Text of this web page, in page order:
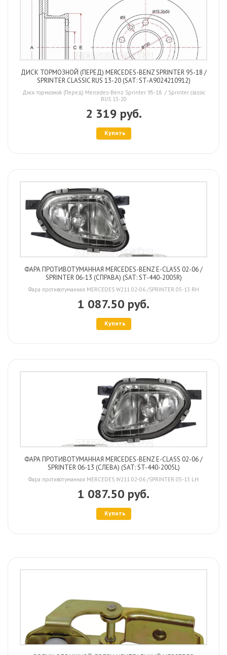
ДИСК ТОРМОЗНОЙ (ПЕРЕД) MERCEDES-BENZ SPRINTER 95-18 /
SPRINTER CLASSIC RUS 13-20 (SAT: ST-A9024210912)
Диск тормозной (Перед) Mercedes-Benz Sprinter 95-18 / Sprinter classic
RUS 13-20
2 319 руб.
Купить
ФАРА ПРОТИВОТУМАННАЯ MERCEDES-BENZ E-CLASS 02-06 /
SPRINTER 06-13 (СПРАВА) (SAT: ST-440-2005R)
Фара противотуманная MERCEDES W211 02-06 /SPRINTER 05-13 RH
1 087.50 руб.
Купить
ФАРА ПРОТИВОТУМАННАЯ MERCEDES-BENZ E-CLASS 02-06 /
SPRINTER 06-13 (СЛЕВА) (SAT: ST-440-2005L)
Фара противотуманная MERCEDES W211 02-06 /SPRINTER 05-13 LH
1 087.50 руб.
Купить